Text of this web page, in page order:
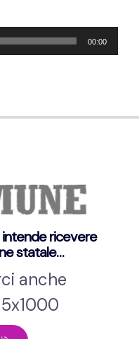
00:00
ricevere
statale…
anche